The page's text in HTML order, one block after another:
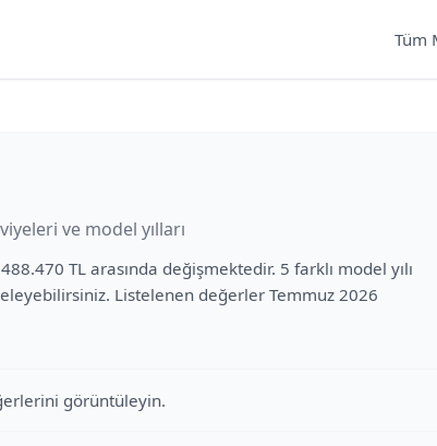
Tüm
ve model yılları
TL arasında değişmektedir. 5 farklı model yılı
Listelenen değerler Temmuz 2026
görüntüleyin.